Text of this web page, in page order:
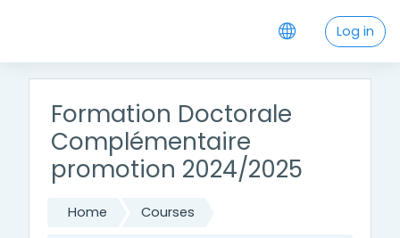
Log in
Formation Doctorale
Complémentaire
promotion 2024/2025
Home Courses